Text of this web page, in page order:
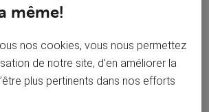
aimé le commentaire de
même!
nos cookies, vous nous permettez
de notre site, d’en améliorer la
plus pertinents dans nos efforts